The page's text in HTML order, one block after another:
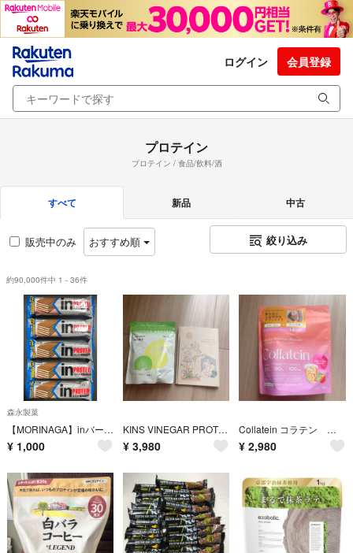
ログイン 会員登録
プロテイン
プロテイン / 食品/飲料/酒
すべて 新品 中古
販売中のみ おすすめ順 絞り込み
約90,000件中 1 - 36件
森永製菓
【MORINAGA】inバー プロテイン ウエファーバニラ×5本
¥ 1,000
KINS VINEGAR PROTEIN レモンライム風味
¥ 3,980
Collatein コラテン コラーゲンプロテイン ピーチティー味
¥ 2,980